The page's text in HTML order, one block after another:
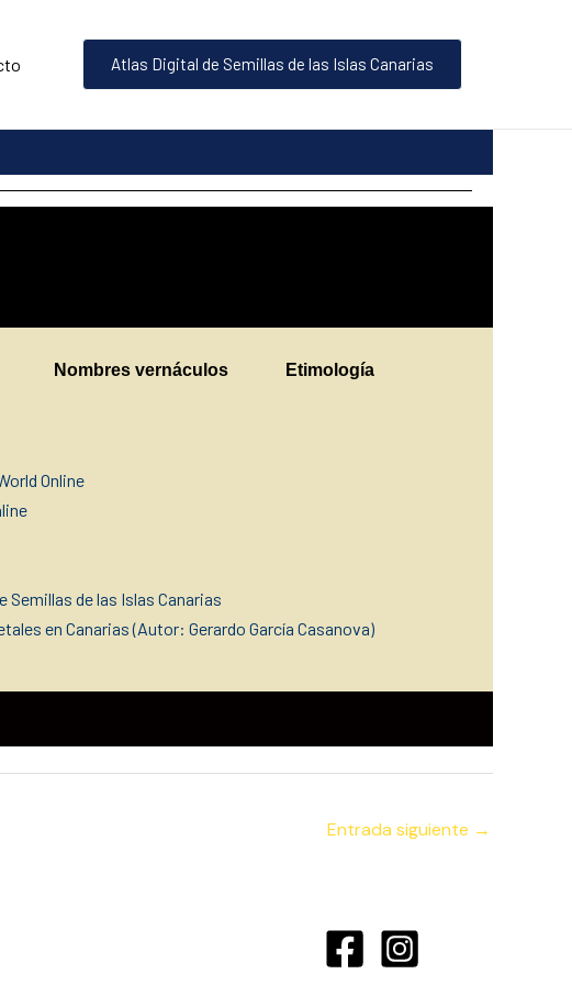
Atlas Digital de Semillas de las Islas Canarias
Nombres vernáculos Etimología
Online
Semillas de las Islas Canarias
en Canarias (Autor: Gerardo García Casanova)
Entrada siguiente →